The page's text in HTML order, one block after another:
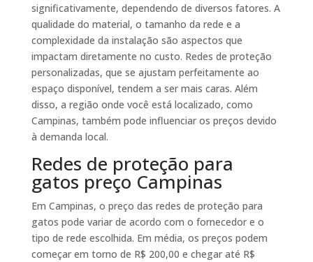
significativamente, dependendo de diversos fatores. A
qualidade do material, o tamanho da rede e a
complexidade da instalação são aspectos que
impactam diretamente no custo. Redes de proteção
personalizadas, que se ajustam perfeitamente ao
espaço disponível, tendem a ser mais caras. Além
disso, a região onde você está localizado, como
Campinas, também pode influenciar os preços devido
à demanda local.
Redes de proteção para
gatos preço Campinas
Em Campinas, o preço das redes de proteção para
gatos pode variar de acordo com o fornecedor e o
tipo de rede escolhida. Em média, os preços podem
começar em torno de R$ 200,00 e chegar até R$